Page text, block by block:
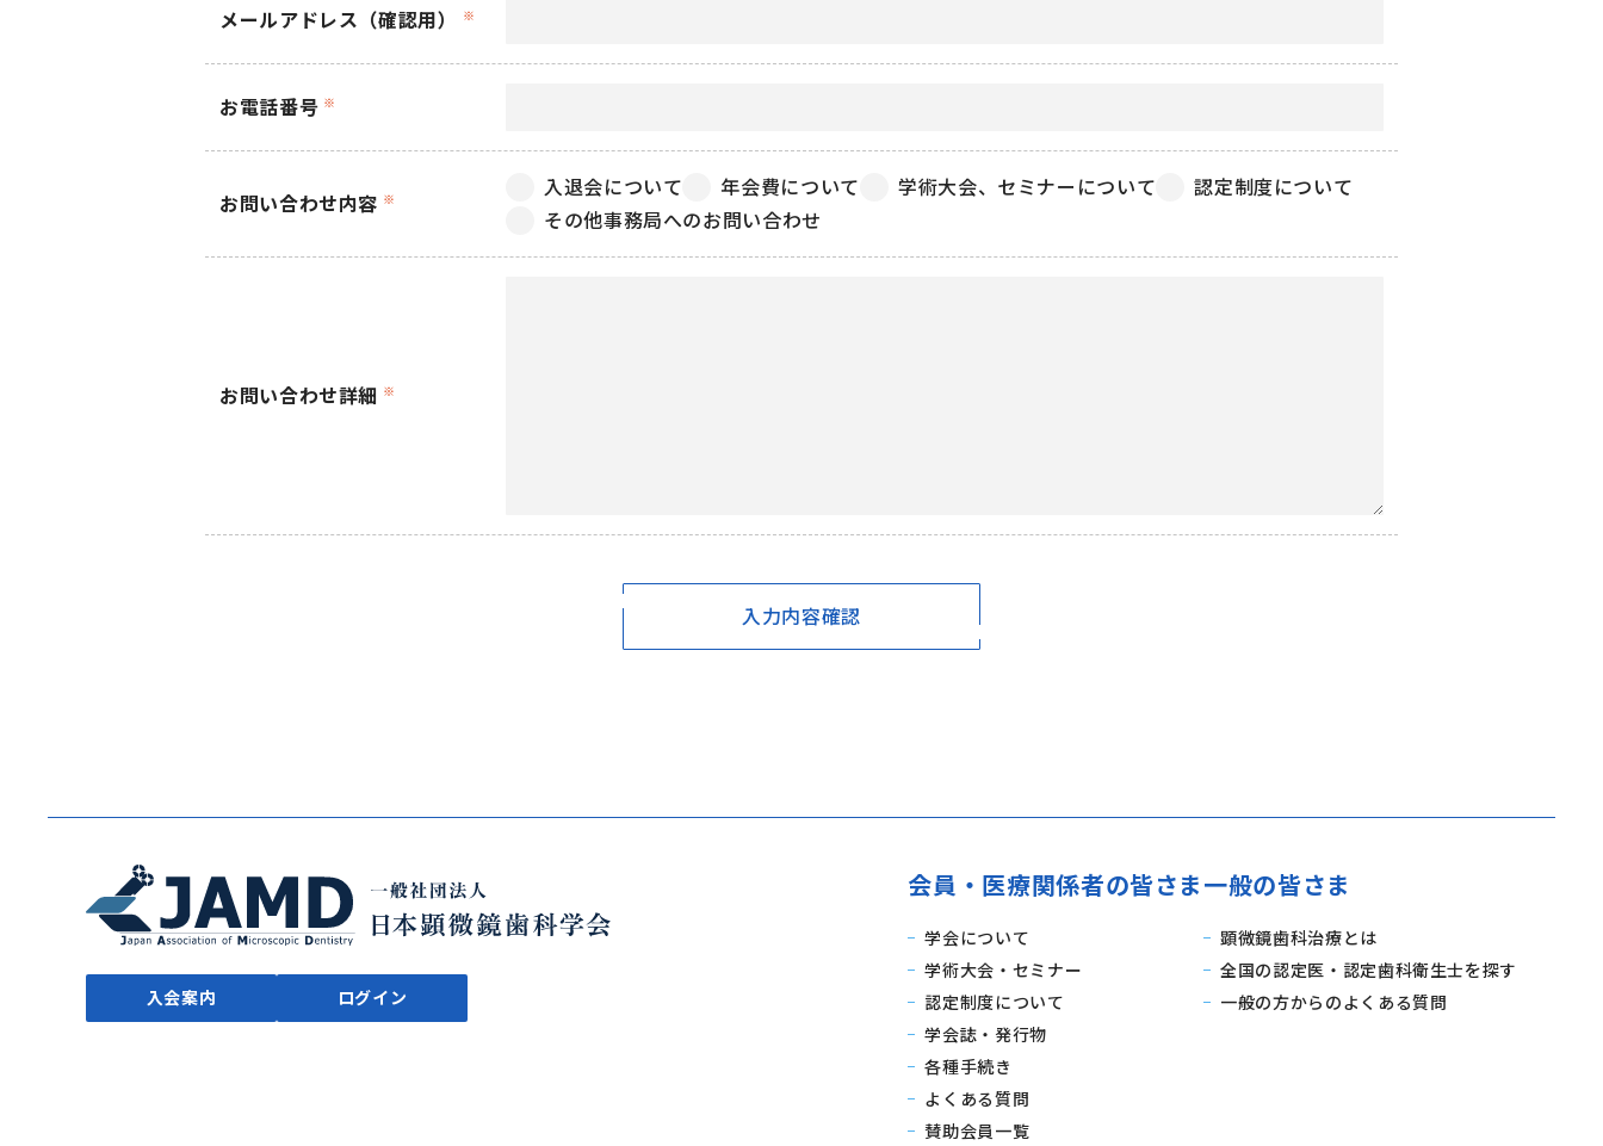
メールアドレス（確認用） ※
お電話番号 ※
お問い合わせ内容 ※ 入退会について 年会費について 学術大会、セミナーについて
認定制度について
その他事務局へのお問い合わせ
お問い合わせ詳細 ※
入力内容確認
入会案内 ログイン
会員・医療関係者の皆さま
学会について
学術大会・セミナー
認定制度について
学会誌・発行物
各種手続き
よくある質問
賛助会員一覧
一般の皆さま
顕微鏡歯科治療とは
全国の認定医・認定歯科衛生士を探す
一般の方からのよくある質問